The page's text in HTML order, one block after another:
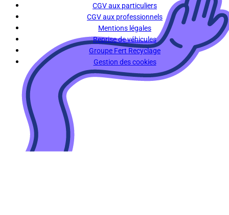
CGV aux particuliers
CGV aux professionnels
Mentions légales
Reprise de véhicules
Groupe Fert Recyclage
Gestion des cookies